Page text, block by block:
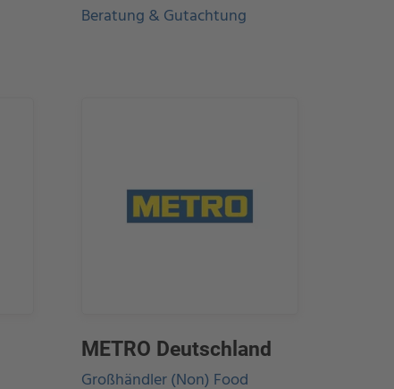
Beratung & Gutachtung
METRO Deutschland
Großhändler (Non) Food